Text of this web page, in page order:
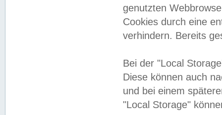
genutzten
Cookies durch eine
verhindern. Bereits
Bei der "Local
Diese können auch
und bei einem
"Local Storage"